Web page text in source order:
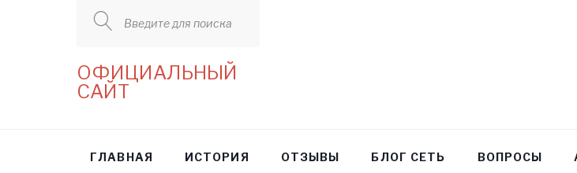
Введите для поиска
ОФИЦИАЛЬНЫЙ
САЙТ
ГЛАВНАЯ ИСТОРИЯ ОТЗЫВЫ БЛОГ СЕТЬ ВОПРОСЫ